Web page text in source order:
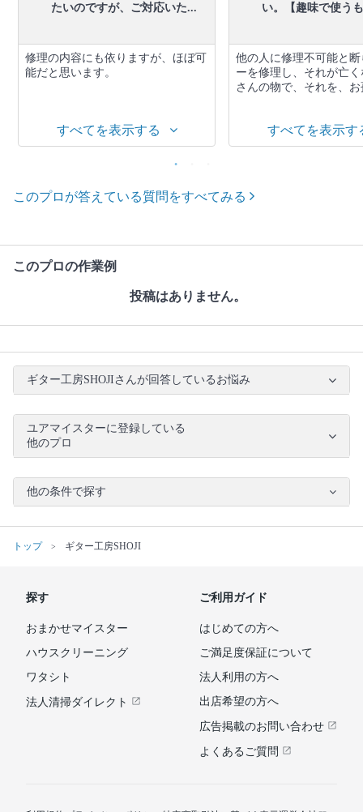
たいのですが、ご対応いた...
修理の内容にも依りますが、ほぼ可
能だと思います。
すべてを表示する
い。【趣味で使う
他の人に修理不可能と
ーを修理し、それが亡
さんの物で、それを、
すべてを表示す
このプロが答えている質問をすべてみる
このプロの作業例
投稿はありません。
ギター工房SHOJIさんが回答しているお悩み
ユアマイスターに登録している
他のプロ
他の条件で探す
トップ ギター工房SHOJI
探す
おまかせマイスター
ハウスクリーニング
ワタシト
法人清掃ダイレクト
ご利用ガイド
はじめての方へ
ご満足度保証について
法人利用の方へ
出店希望の方へ
広告掲載のお問い合わせ
よくあるご質問